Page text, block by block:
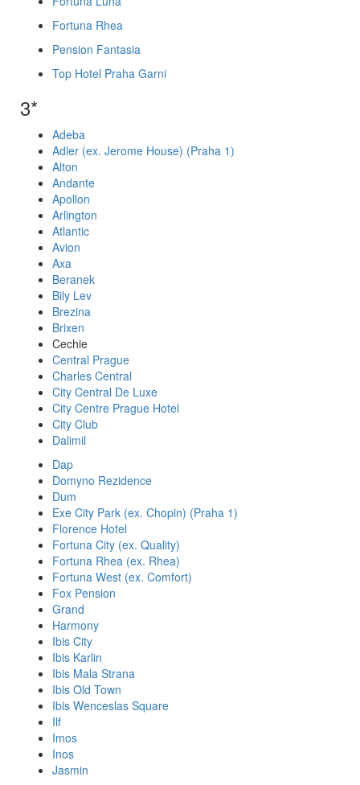
Fortuna Rhea
Pension Fantasia
Top Hotel Praha Garni
3*
Adeba
Adler (ex. Jerome House) (Praha 1)
Alton
Andante
Apollon
Arlington
Atlantic
Avion
Axa
Beranek
Bily Lev
Brezina
Brixen
Cechie
Central Prague
Charles Central
City Central De Luxe
City Centre Prague Hotel
City Club
Dalimil
Dap
Domyno Rezidence
Dum
Exe City Park (ex. Chopin) (Praha 1)
Florence Hotel
Fortuna City (ex. Quality)
Fortuna Rhea (ex. Rhea)
Fortuna West (ex. Comfort)
Fox Pension
Grand
Harmony
Ibis City
Ibis Karlin
Ibis Mala Strana
Ibis Old Town
Ibis Wenceslas Square
Ilf
Imos
Inos
Jasmin